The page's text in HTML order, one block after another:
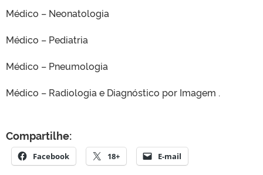
Médico – Neonatologia
Médico – Pediatria
Médico – Pneumologia
Médico – Radiologia e Diagnóstico por Imagem .
Compartilhe:
Facebook 18+ E-mail